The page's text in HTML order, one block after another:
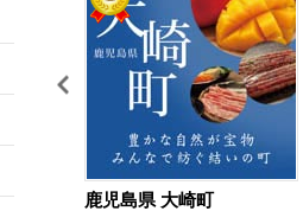
鹿児島県 大崎町